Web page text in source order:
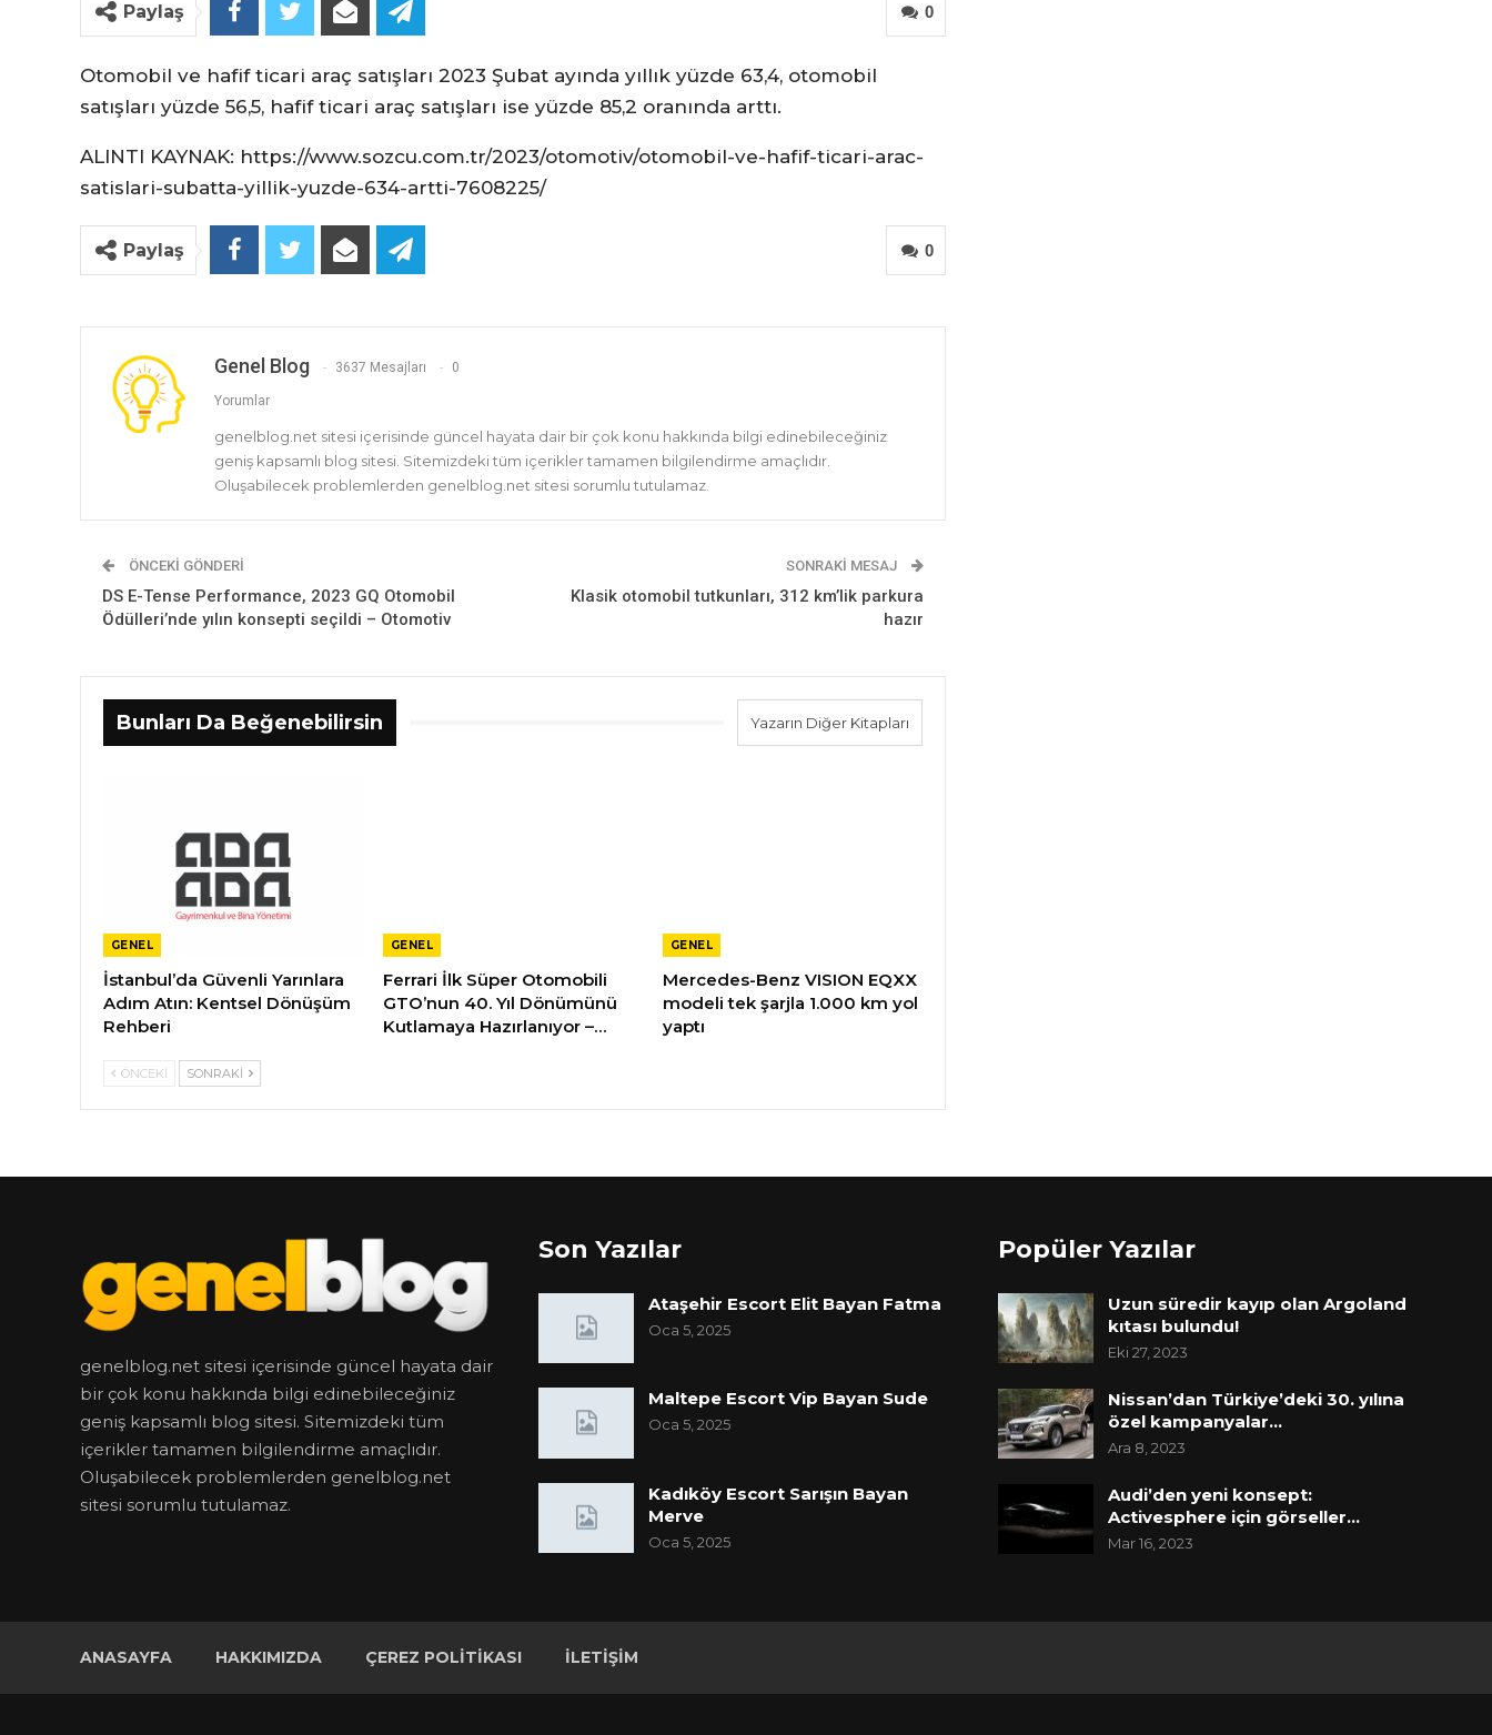
0
Paylaş
Otomobil ve hafif ticari araç satışları 2023 Şubat ayında yıllık yüzde 63,4, otomobil
satışları yüzde 56,5, hafif ticari araç satışları ise yüzde 85,2 oranında arttı.
ALINTI KAYNAK: https://www.sozcu.com.tr/2023/otomotiv/otomobil-ve-hafif-ticari-arac-
satislari-subatta-yillik-yuzde-634-artti-7608225/
0
Paylaş
Genel Blog 3637 Mesajları 0
Yorumlar
genelblog.net sitesi içerisinde güncel hayata dair bir çok konu hakkında bilgi edinebileceğiniz
geniş kapsamlı blog sitesi. Sitemizdeki tüm içerikler tamamen bilgilendirme amaçlıdır.
Oluşabilecek problemlerden genelblog.net sitesi sorumlu tutulamaz.
ÖNCEKI GÖNDERI
DS E-Tense Performance, 2023 GQ Otomobil
Ödülleri’nde yılın konsepti seçildi – Otomotiv
SONRAKI MESAJ
Klasik otomobil tutkunları, 312 km’lik parkura
hazır
Bunları Da Beğenebilirsin Yazarın Diğer Kitapları
GENEL
İstanbul’da Güvenli Yarınlara
Adım Atın: Kentsel Dönüşüm
Rehberi
GENEL
Ferrari İlk Süper Otomobili
GTO’nun 40. Yıl Dönümünü
Kutlamaya Hazırlanıyor –…
GENEL
Mercedes-Benz VISION EQXX
modeli tek şarjla 1.000 km yol
yaptı
ÖNCEKI SONRAKI
genelblog.net sitesi içerisinde güncel hayata dair
bir çok konu hakkında bilgi edinebileceğiniz
geniş kapsamlı blog sitesi. Sitemizdeki tüm
içerikler tamamen bilgilendirme amaçlıdır.
Oluşabilecek problemlerden genelblog.net
sitesi sorumlu tutulamaz.
Son Yazılar
Ataşehir Escort Elit Bayan Fatma
Oca 5, 2025
Maltepe Escort Vip Bayan Sude
Oca 5, 2025
Kadıköy Escort Sarışın Bayan
Merve
Oca 5, 2025
Popüler Yazılar
Uzun süredir kayıp olan Argoland
kıtası bulundu!
Eki 27, 2023
Nissan’dan Türkiye’deki 30. yılına
özel kampanyalar…
Ara 8, 2023
Audi’den yeni konsept:
Activesphere için görseller…
Mar 16, 2023
ANASAYFA HAKKIMIZDA ÇEREZ POLITIKASI İLETIŞIM